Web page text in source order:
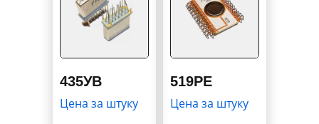
435УВ
Цена за штуку
519РЕ
Цена за штуку